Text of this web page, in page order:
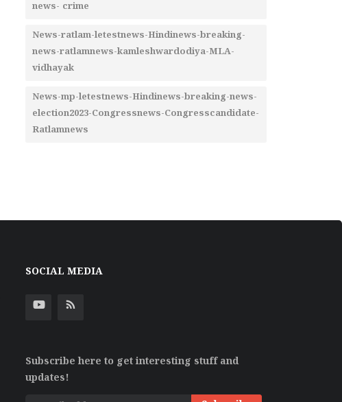
news- crime
News-ratlam-letestnews-Hindinews-breaking-
news-ratlamnews-kamleshwardodiya-MLA-
vidhayak
News-mp-letestnews-Hindinews-breaking-news-
election2023-Congressnews-Congresscandidate-
Ratlamnews
SOCIAL MEDIA
Subscribe here to get interesting stuff and
updates!